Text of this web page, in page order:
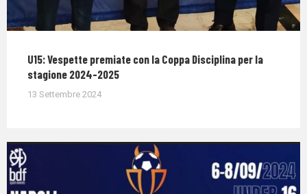
U15: Vespette premiate con la Coppa Disciplina per la
stagione 2024-2025
13 Settembre 2024